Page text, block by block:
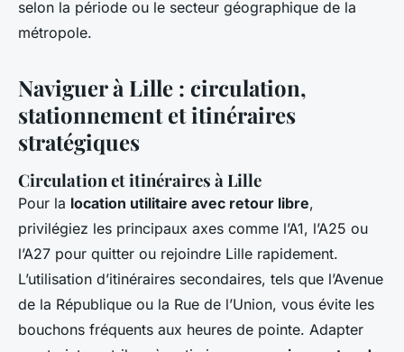
selon la période ou le secteur géographique de la
métropole.
Naviguer à Lille : circulation,
stationnement et itinéraires
stratégiques
Circulation et itinéraires à Lille
Pour la location utilitaire avec retour libre,
privilégiez les principaux axes comme l’A1, l’A25 ou
l’A27 pour quitter ou rejoindre Lille rapidement.
L’utilisation d’itinéraires secondaires, tels que l’Avenue
de la République ou la Rue de l’Union, vous évite les
bouchons fréquents aux heures de pointe. Adapter